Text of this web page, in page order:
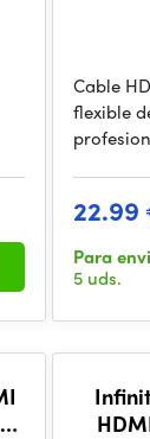
Cable
flexible
22.99
Para
5 uds.